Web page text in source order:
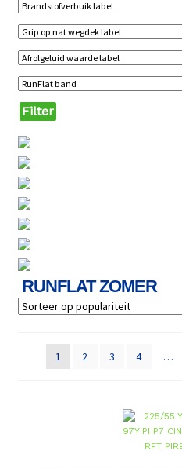
RUNFLAT ZOMER
1 2 3 4 …
Filter